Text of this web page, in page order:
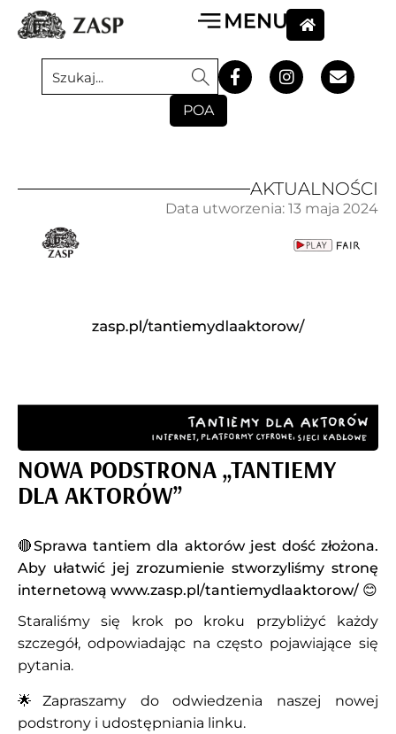
POA
AKTUALNOŚCI
NOWA PODSTRONA „TANTIEMY
DLA AKTORÓW”
🔴Sprawa tantiem dla aktorów jest dość złożona.
Aby ułatwić jej zrozumienie stworzyliśmy stronę
internetową www.zasp.pl/tantiemydlaaktorow/ 😊
Staraliśmy się krok po kroku przybliżyć każdy
szczegół, odpowiadając na często pojawiające się
pytania.
🌟Zapraszamy do odwiedzenia naszej nowej
podstrony i udostępniania linku.
Data utworzenia: 13 maja 2024